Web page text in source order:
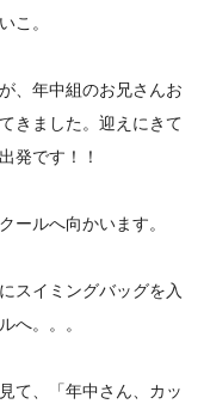
こ。
、年中組のお兄さんお
きました。迎えにきて
発です！！
ールへ向かいます。
スイミングバッグを入
へ。。。
て、「年中さん、カッ